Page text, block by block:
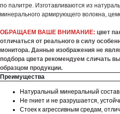
по палитре. Изготавливаются из
минерального армирующего волокна,
ОБРАЩАЕМ ВАШЕ ВНИМАНИЕ: цвет
отличаться от реального в силу
монитора. Данные изображения не
подбора цвета рекомендуем сличать
образцом продукции.
Преимущества
Натуральный минеральный
Не гниет и не разрушается,
Стоек к агрессивным средам,